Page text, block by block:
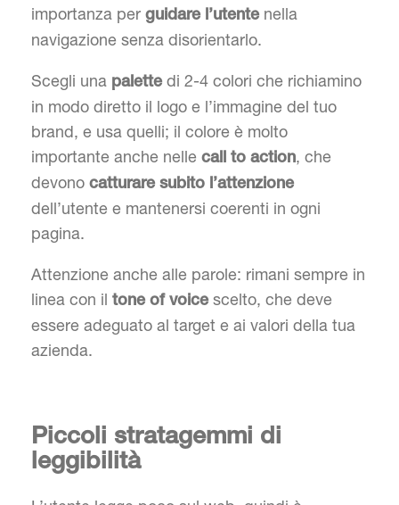
importanza per guidare l’utentenella
navigazione senza disorientarlo.
Scegli una palettedi 2-4 colori che richiamino
in modo diretto il logo e l’immagine del tuo
brand, e usa quelli; il colore è molto
importante anche nelle call to action, che
devono catturare subito l’attenzione
dell’utente e mantenersi coerenti in ogni
pagina.
Attenzione anche alle parole: rimani sempre in
linea con il tone of voicescelto, che deve
essere adeguato al target e ai valori della tua
azienda.
Piccoli stratagemmi di
leggibilità